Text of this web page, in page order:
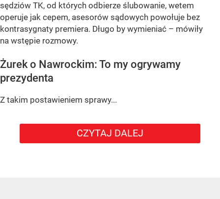
sędziów TK, od których odbierze ślubowanie, wetem
operuje jak cepem, asesorów sądowych powołuje bez
kontrasygnaty premiera. Długo by wymieniać – mówiły
na wstępie rozmowy.
Żurek o Nawrockim: To my ogrywamy
prezydenta
Z takim postawieniem sprawy...
CZYTAJ DALEJ